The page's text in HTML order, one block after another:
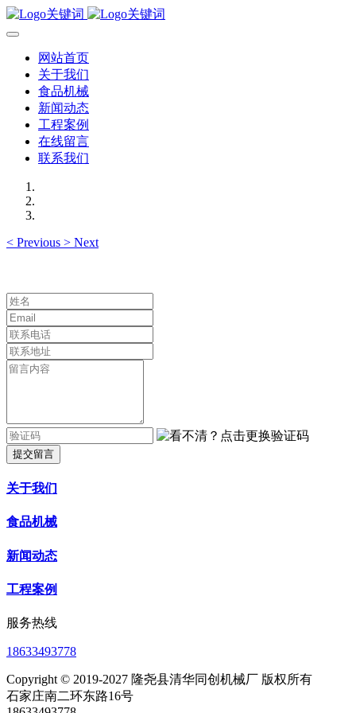
网站首页
关于我们
食品机械
新闻动态
工程案例
在线留言
联系我们
< Previous > Next
提交留言
关于我们
食品机械
新闻动态
工程案例
服务热线
18633493778
Copyright © 2019-2027 隆尧县清华同创机械厂 版权所有
石家庄南二环东路16号